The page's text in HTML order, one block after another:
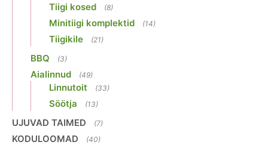
Tiigi kosed (8)
Minitiigi komplektid (14)
Tiigikile (21)
BBQ (3)
Aialinnud (49)
Linnutoit (33)
Söötja (13)
UJUVAD TAIMED (7)
KODULOOMAD (40)